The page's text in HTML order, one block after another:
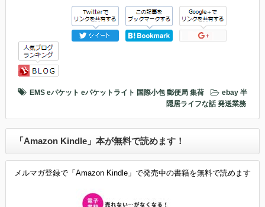
EMS eパケット eパケットライト 国際小包 郵便局 集荷 ebay 半
隠居ライフな話 発送業務
「Amazon Kindle」本が無料で読めます！
メルマガ登録で「Amazon Kindle」で発売中の書籍を無料で読めます